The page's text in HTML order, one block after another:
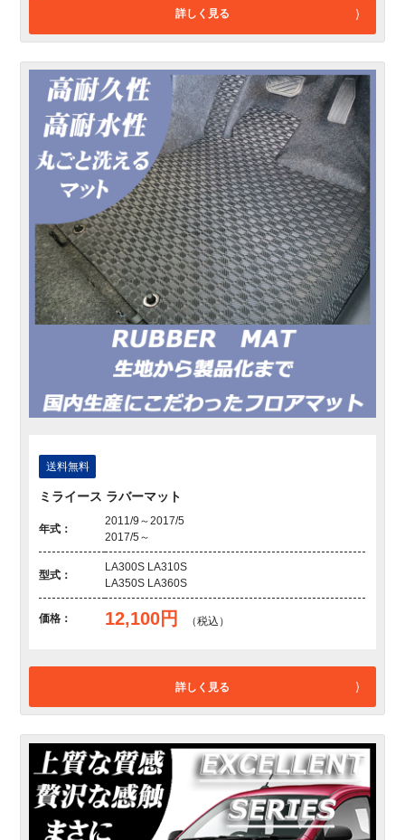
詳しく見る
送料無料
ミライース ラバーマット
年式：
2011/9～2017/5
2017/5～
型式：
LA300S LA310S
LA350S LA360S
価格： 12,100円 （税込）
詳しく見る